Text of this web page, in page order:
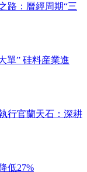
路：曆經周期“三
單” 硅料産業進
行官蘭天石：深耕
低27%